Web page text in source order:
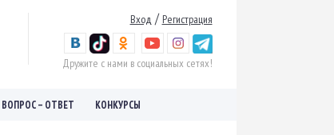
Вход / Регистрация
Дружите с нами в социальных сетях!
ВОПРОС – ОТВЕТ КОНКУРСЫ